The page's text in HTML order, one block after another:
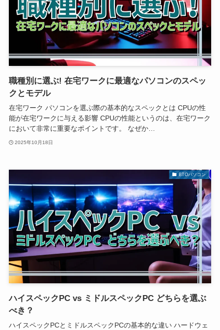
職種別に選ぶ! 在宅ワークに最適なパソコンのスペッ
クとモデル
在宅ワーク パソコンを選ぶ際の基本的なスペックとは CPUの性
能が在宅ワークに与える影響 CPUの性能というのは、在宅ワーク
において非常に重要なポイントです。 なぜか…
2025年10月18日
BTOパソコン
ハイスペックPC vs ミドルスペックPC どちらを選ぶ
べき？
ハイスペックPCとミドルスペックPCの基本的な違い ハードウェ